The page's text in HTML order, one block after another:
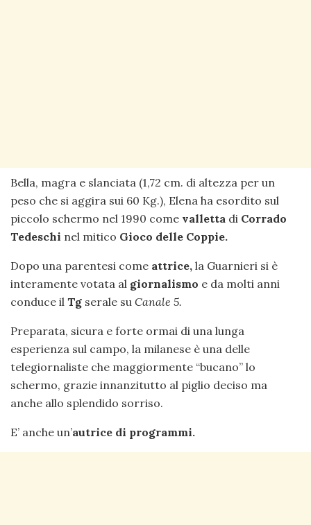
Bella, magra e slanciata (1,72 cm. di altezza per un
peso che si aggira sui 60 Kg.), Elena ha esordito sul
piccolo schermo nel 1990 come valletta di Corrado
Tedeschi nel mitico Gioco delle Coppie.
Dopo una parentesi come attrice, la Guarnieri si è
interamente votata al giornalismo e da molti anni
conduce il Tg serale su Canale 5.
Preparata, sicura e forte ormai di una lunga
esperienza sul campo, la milanese è una delle
telegiornaliste che maggiormente “bucano” lo
schermo, grazie innanzitutto al piglio deciso ma
anche allo splendido sorriso.
E’ anche un’autrice di programmi.